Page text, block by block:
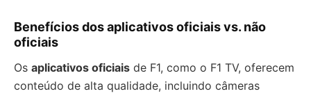
Benefícios dos aplicativos oficiais vs. não
oficiais
Os aplicativos oficiais de F1, como o F1 TV, oferecem
conteúdo de alta qualidade, incluindo câmeras